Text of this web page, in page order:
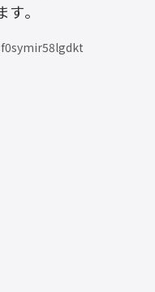
。